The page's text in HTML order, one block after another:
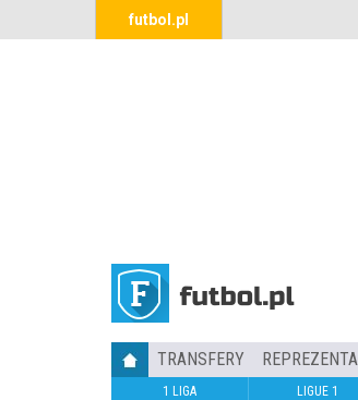
futbol.pl
TRANSFERY
1 LIGA LIGUE 1